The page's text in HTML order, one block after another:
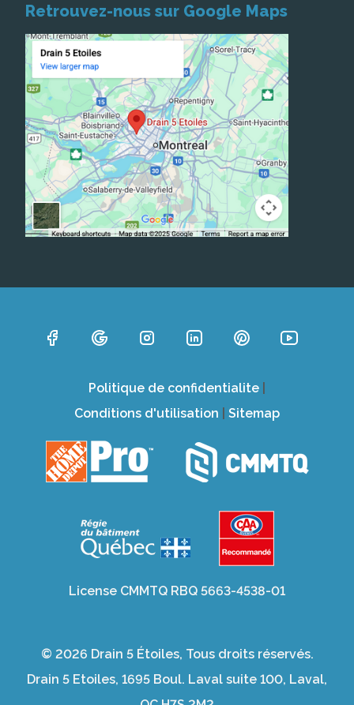
Retrouvez-nous sur Google Maps
Politique de confidentialite
Conditions d'utilisation
Sitemap
License CMMTQ RBQ 5663-4538-01
© 2026 Drain 5 Étoiles, Tous droits réservés.
Drain 5 Etoiles, 1695 Boul. Laval suite 100, Laval,